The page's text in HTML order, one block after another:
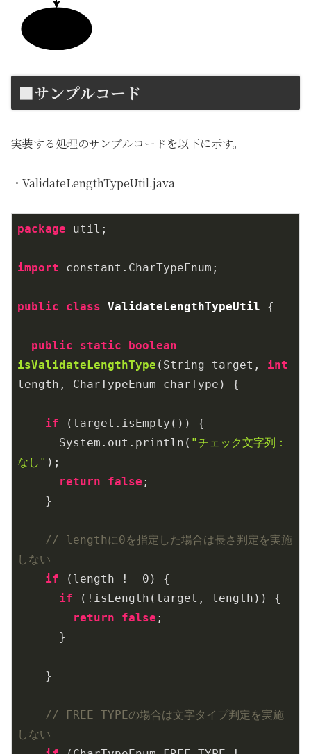
■サンプルコード
実装する処理のサンプルコードを以下に示す。
・ValidateLengthTypeUtil.java
package util;
import constant.CharTypeEnum;
public class ValidateLengthTypeUtil {
public static
boolean
isValidateLengthType (String target, int
length, CharTypeEnum charType)
{
if (target.isEmpty()) {
      System.out.println(
"チェック文字列：
なし" );
return
false ;
    }
// lengthに0を指定した場合は長さ判定を実施
しない
if (length != 0 ) {
if (!isLength(target, length)) {
return
false ;
      }
    }
// FREE_TYPEの場合は文字タイプ判定を実施
しない